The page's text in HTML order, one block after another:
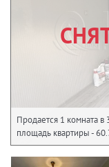
Продается 1 комната
площадь квартиры -